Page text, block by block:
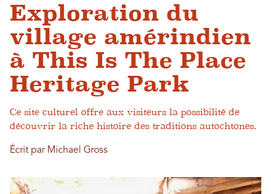
Exploration du
village amérindien
à This Is The Place
Heritage Park
Ce site culturel offre aux visiteurs la possibilité de
découvrir la riche histoire des traditions autochtones.
Écrit par Michael Gross